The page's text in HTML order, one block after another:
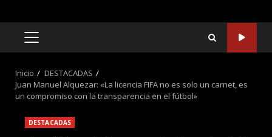
MENÚ
Inicio
DESTACADAS
Juan Manuel Alquezar: «La licencia FIFA no es solo un carnet, es
un compromiso con la transparencia en el fútbol»
DESTACADAS